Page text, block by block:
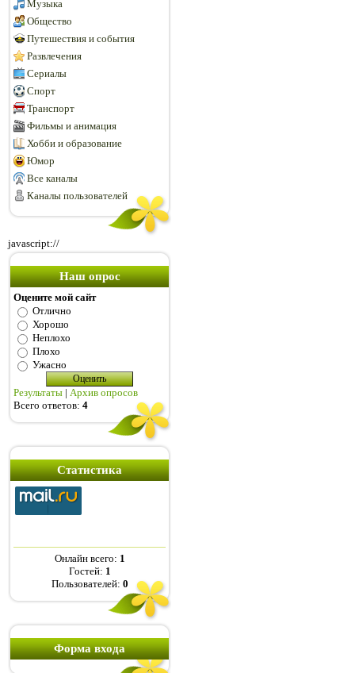
Музыка
Общество
Путешествия и события
Развлечения
Сериалы
Спорт
Транспорт
Фильмы и анимация
Хобби и образование
Юмор
Все каналы
Каналы пользователей
javascript://
Наш опрос
Оцените мой сайт
Отлично
Хорошо
Неплохо
Плохо
Ужасно
Результаты | Архив опросов
Всего ответов: 4
Статистика
Онлайн всего: 1
Гостей: 1
Пользователей: 0
Форма входа